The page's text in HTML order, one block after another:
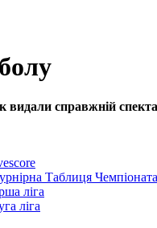
видали справжній
Таблиця
ліга
ліга